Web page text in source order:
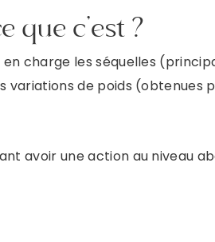
que c’est ?
charge les séquelles
de poids (obtenues
avoir une action au niveau